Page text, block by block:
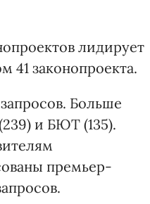
лидирует
41 законопроекта.
Больше
и БЮТ (135).
премьер-